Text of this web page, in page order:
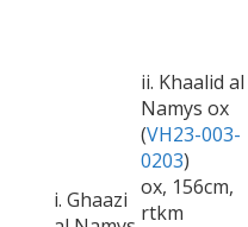
i. Ghaazi
ii. Khaalid al
Namys ox
(VH23-003-
0203)
ox, 156cm,
rtkm